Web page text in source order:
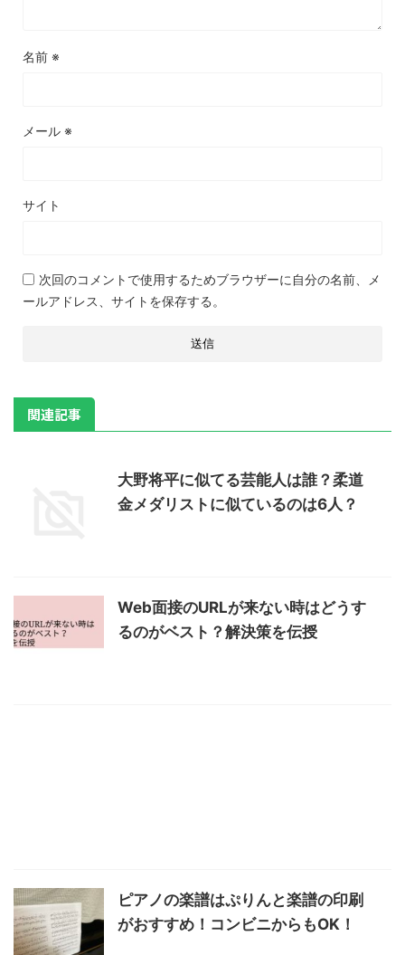
名前 ※
メール ※
サイト
次回のコメントで使用するためブラウザーに自分の名前、メ
ールアドレス、サイトを保存する。
関連記事
大野将平に似てる芸能人は誰？柔道
金メダリストに似ているのは6人？
Web面接のURLが来ない時はどうす
るのがベスト？解決策を伝授
ピアノの楽譜はぷりんと楽譜の印刷
がおすすめ！コンビニからもOK！